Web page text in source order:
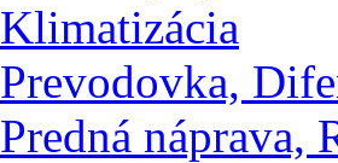
Klimatizácia
Prevodovka,
Predná náprava,